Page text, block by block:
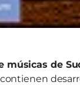
músicas de